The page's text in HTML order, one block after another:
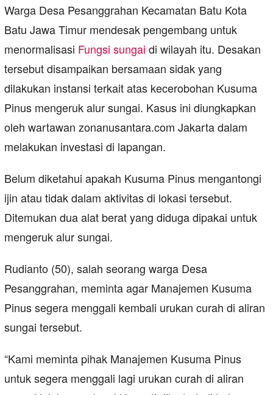
Warga Desa Pesanggrahan Kecamatan Batu Kota
Batu Jawa Timur mendesak pengembang untuk
menormalisasi Fungsi sungai di wilayah itu. Desakan
tersebut disampaikan bersamaan sidak yang
dilakukan instansi terkait atas kecerobohan Kusuma
Pinus mengeruk alur sungai. Kasus ini diungkapkan
oleh wartawan zonanusantara.com Jakarta dalam
melakukan investasi di lapangan.
Belum diketahui apakah Kusuma Pinus mengantongi
ijin atau tidak dalam aktivitas di lokasi tersebut.
Ditemukan dua alat berat yang diduga dipakai untuk
mengeruk alur sungai.
Rudianto (50), salah seorang warga Desa
Pesanggrahan, meminta agar Manajemen Kusuma
Pinus segera menggali kembali urukan curah di aliran
sungai tersebut.
“Kami meminta pihak Manajemen Kusuma Pinus
untuk segera menggali lagi urukan curah di aliran